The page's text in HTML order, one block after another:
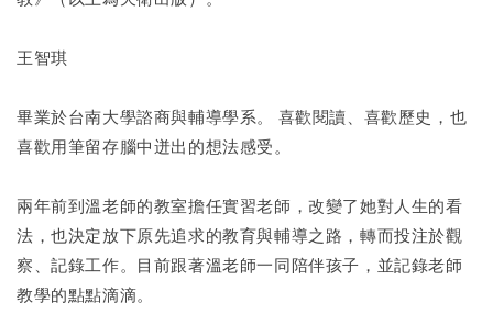
王智琪
畢業於台南大學諮商與輔導學系。 喜歡閱讀、喜歡歷史，也
喜歡用筆留存腦中迸出的想法感受。
兩年前到溫老師的教室擔任實習老師，改變了她對人生的看
法，也決定放下原先追求的教育與輔導之路，轉而投注於觀
察、記錄工作。目前跟著溫老師一同陪伴孩子，並記錄老師
教學的點點滴滴。